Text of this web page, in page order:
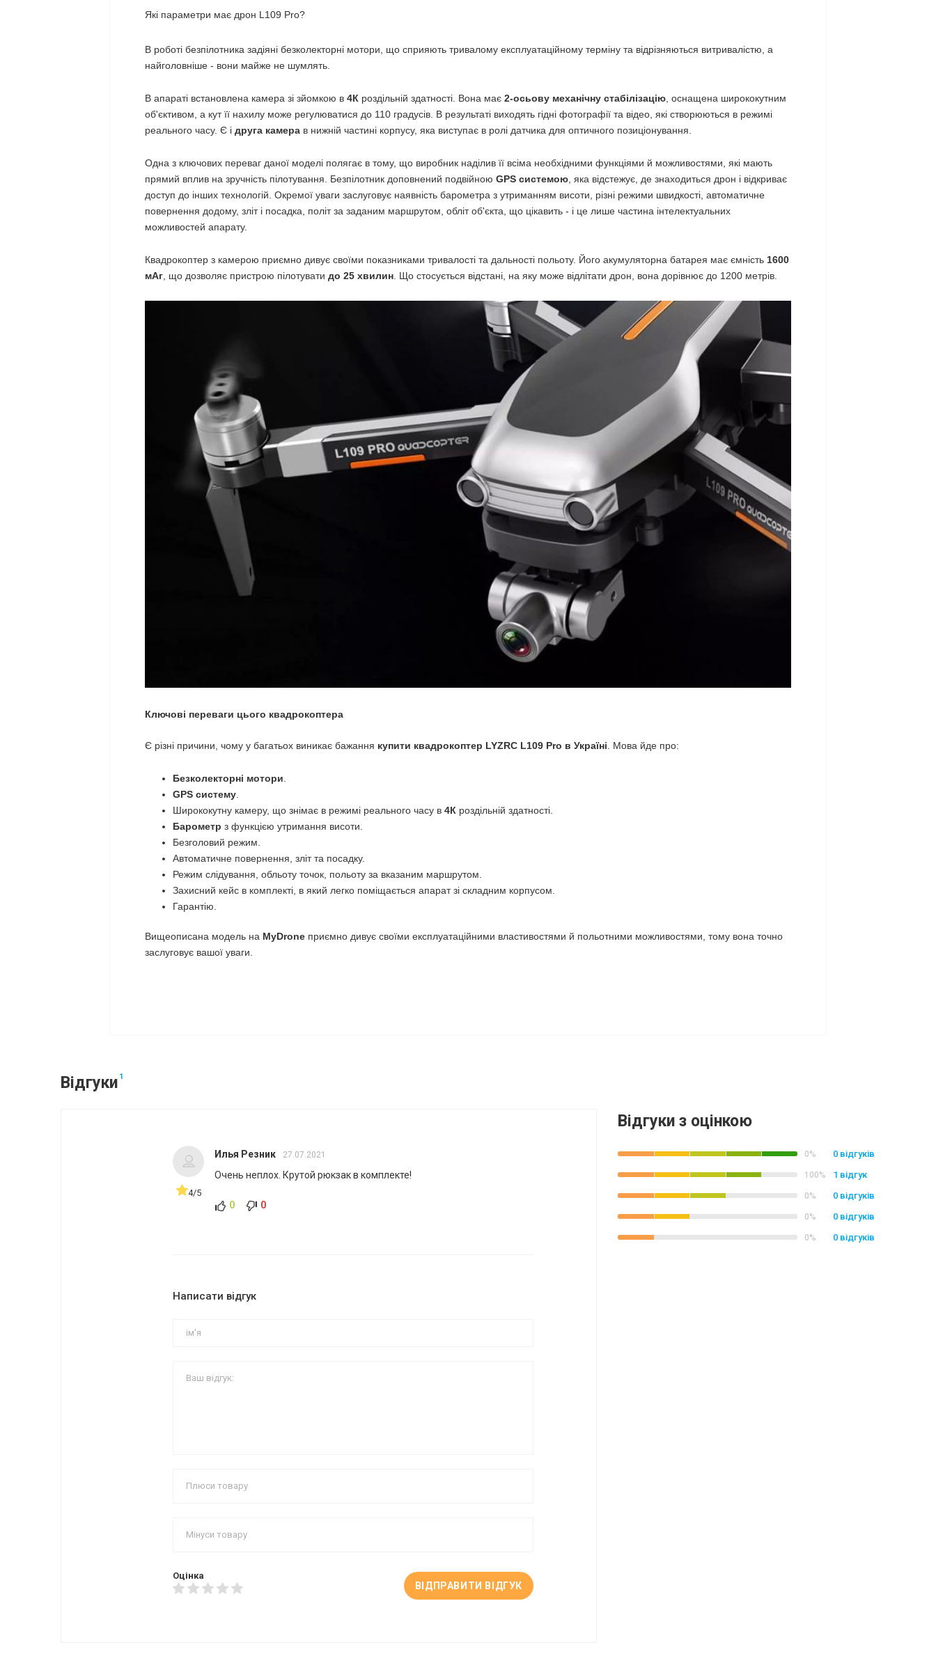
Які параметри має дрон L109 Pro?
В роботі безпілотника задіяні безколекторні мотори, що сприяють тривалому експлуатаційному терміну та відрізняються витривалістю, а
найголовніше - вони майже не шумлять.
В апараті встановлена ​​камера зі зйомкою в 4К роздільній здатності. Вона має 2-осьову механічну стабілізацію , оснащена ширококутним
об'єктивом, а кут її нахилу може регулюватися до 110 градусів. В результаті виходять гідні фотографії та відео, які створюються в режимі
реального часу. Є і друга камера в нижній частині корпусу, яка виступає в ролі датчика для оптичного позиціонування.
Одна з ключових переваг даної моделі полягає в тому, що виробник наділив її всіма необхідними функціями й можливостями, які мають
прямий вплив на зручність пілотування. Безпілотник доповнений подвійною GPS системою , яка відстежує, де знаходиться дрон і відкриває
доступ до інших технологій. Окремої уваги заслуговує наявність барометра з утриманням висоти, різні режими швидкості, автоматичне
повернення додому, зліт і посадка, політ за заданим маршрутом, обліт об'єкта, що цікавить - і це лише частина інтелектуальних
можливостей апарату.
Квадрокоптер з камерою приємно дивує своїми показниками тривалості та дальності польоту. Його акумуляторна батарея має ємність 1600
мАг , що дозволяє пристрою пілотувати до 25 хвилин . Що стосується відстані, на яку може відлітати дрон, вона дорівнює до 1200 метрів.
Ключові переваги цього квадрокоптера
Є різні причини, чому у багатьох виникає бажання купити квадрокоптер LYZRC L109 Pro в Україні . Мова йде про:
Безколекторні мотори
GPS систему
Ширококутну камеру, що знімає в режимі реального часу в 4К роздільній здатності.
Барометр з функцією утримання висоти.
Безголовий режим.
Автоматичне повернення, зліт та посадку.
Режим слідування, обльоту точок, польоту за вказаним маршрутом.
Захисний кейс в комплекті, в який легко поміщається апарат зі складним корпусом.
Гарантію.
Вищеописана модель на MyDrone приємно дивує своїми експлуатаційними властивостями й польотними можливостями, тому вона точно
заслуговує вашої уваги.
Відгуки 1
4/5
Илья Резник 27.07.2021
Очень неплох. Крутой рюкзак в комплекте!
0 0
Написати відгук
Оцінка
ВІДПРАВИТИ ВІДГУК
Відгуки з оцінкою
0% 0 відгуків
100% 1 відгук
0% 0 відгуків
0% 0 відгуків
0% 0 відгуків